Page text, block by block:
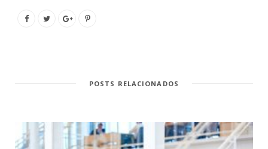
POSTS RELACIONADOS